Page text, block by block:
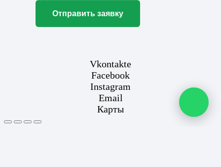
Отправить заявку
Vkontakte
Facebook
Instagram
Email
Карты